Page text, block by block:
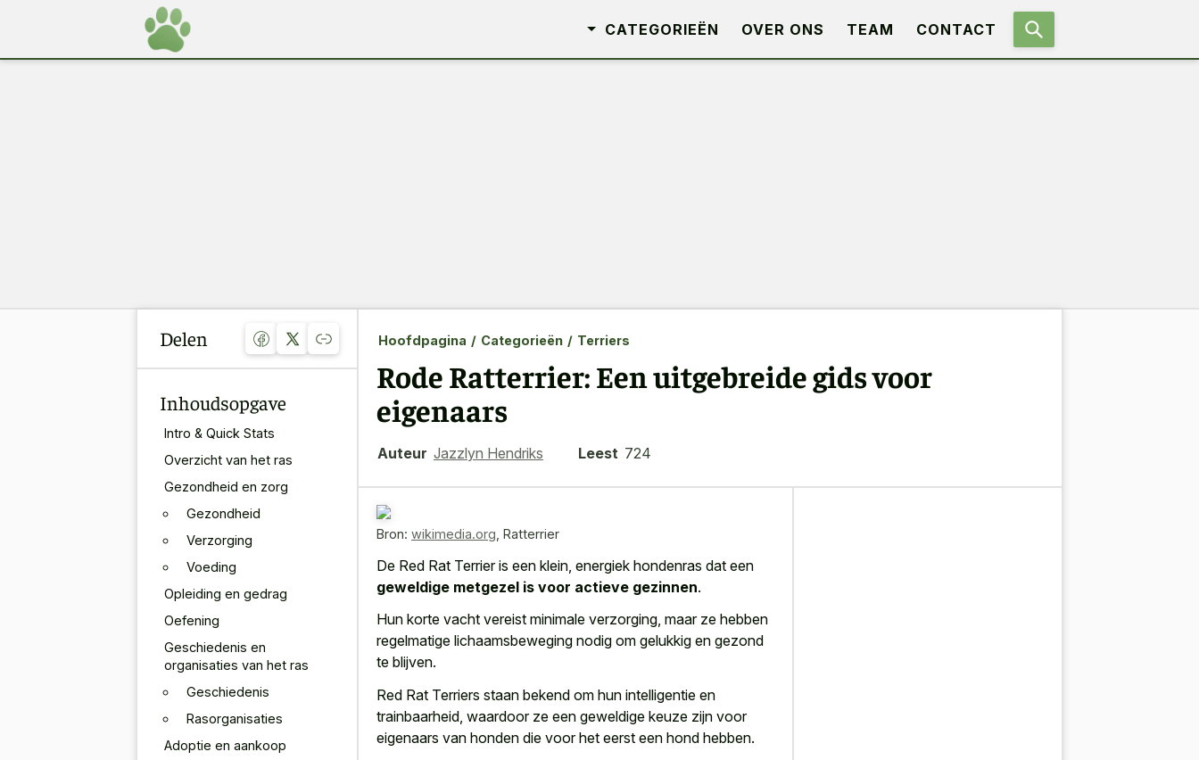
CATEGORIEËN OVER ONS TEAM CONTACT
Delen
Inhoudsopgave
Intro & Quick Stats
Overzicht van het ras
Gezondheid en zorg
Gezondheid
Verzorging
Voeding
Opleiding en gedrag
Oefening
Geschiedenis en
organisaties van het ras
Geschiedenis
Rasorganisaties
Adoptie en aankoop
Hoofdpagina / Categorieën / Terriers
Rode Ratterrier: Een uitgebreide gids voor
eigenaars
Auteur Jazzlyn Hendriks Leest 724
Bron: wikimedia.org Ratterrier
De Red Rat Terrier is een klein, energiek hondenras dat een
geweldige metgezel is voor actieve gezinnen.
Hun korte vacht vereist minimale verzorging, maar ze hebben
regelmatige lichaamsbeweging nodig om gelukkig en gezond
te blijven.
Red Rat Terriers staan bekend om hun intelligentie en
trainbaarheid, waardoor ze een geweldige keuze zijn voor
eigenaars van honden die voor het eerst een hond hebben.